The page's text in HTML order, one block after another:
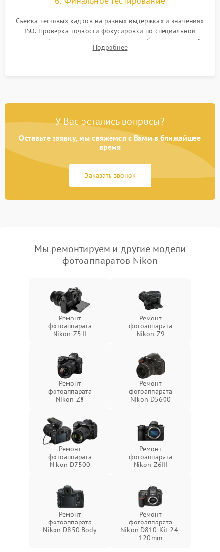
Съемка тестовых кадров на разных выдержках и значениях
ISO. Проверка точности фокусировки по специальной
мишени. Тест записи на карту памяти, работы встроенной
вспышки, микрофона и всех кнопок управления.
Подробнее
У Вас остались вопросы?
Оставьте заявку, мы свяжемся с Вами в ближайшее
время
Заказать звонок
Мы ремонтируем и другие модели
фотоаппаратов Nikon
Ремонт
фотоаппарата
Nikon Z5 II
Ремонт
фотоаппарата
Nikon Z9
Ремонт
фотоаппарата
Nikon Z8
Ремонт
фотоаппарата
Nikon D5600
Ремонт
фотоаппарата
Nikon D7500
Ремонт
фотоаппарата
Nikon Z6III
Ремонт
фотоаппарата
Nikon D850 Body
Ремонт
фотоаппарата
Nikon D810 Kit 24-
120mm